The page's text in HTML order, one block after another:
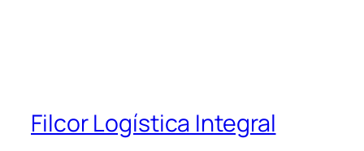
Filcor Logística Integral